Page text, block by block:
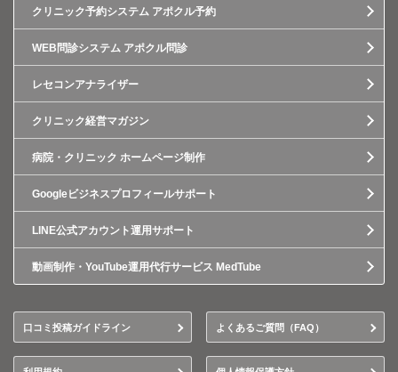
クリニック予約システム アポクル予約
WEB問診システム アポクル問診
レセコンアナライザー
クリニック経営マガジン
病院・クリニック ホームページ制作
Googleビジネスプロフィールサポート
LINE公式アカウント運用サポート
動画制作・YouTube運用代行サービス MedTube
口コミ投稿ガイドライン よくあるご質問（FAQ）